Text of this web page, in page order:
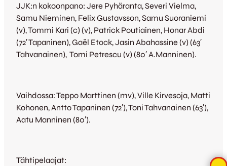
JJK:n kokoonpano: Jere Pyhäranta, Severi Vielma,
Samu Nieminen, Felix Gustavsson, Samu Suoraniemi
(v), Tommi Kari (c) (v), Patrick Poutiainen, Honar Abdi
(72′ Tapaninen), Gaël Etock, Jasin Abahassine (v) (63′
Tahvanainen), Tomi Petrescu (v) (80′ A.Manninen).
Vaihdossa: Teppo Marttinen (mv), Ville Kirvesoja, Matti
Kohonen, Antto Tapaninen (72′), Toni Tahvanainen (63′),
Aatu Manninen (80′).
Tähtipelaajat: